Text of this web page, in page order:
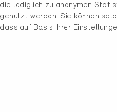
Kreuzlingen 8280
Neubau, MFH
die lediglich zu anonymen
genutzt werden. Sie können
dass auf Basis Ihrer